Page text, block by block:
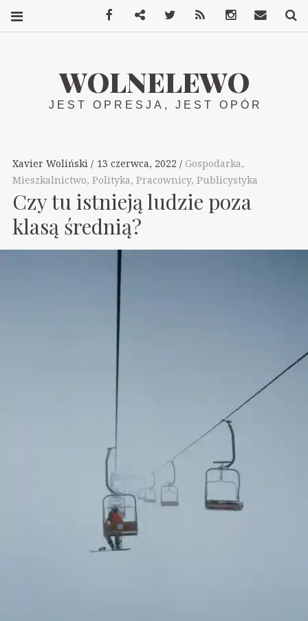
WOLNELEWO
JEST OPRESJA, JEST OPÓR
Xavier Woliński 13 czerwca, 2022 Gospodarka,
Mieszkalnictwo, Polityka, Pracownicy, Publicystyka
Czy tu istnieją ludzie poza
klasą średnią?
FacebookMastodonTwitter InstagramKontakt